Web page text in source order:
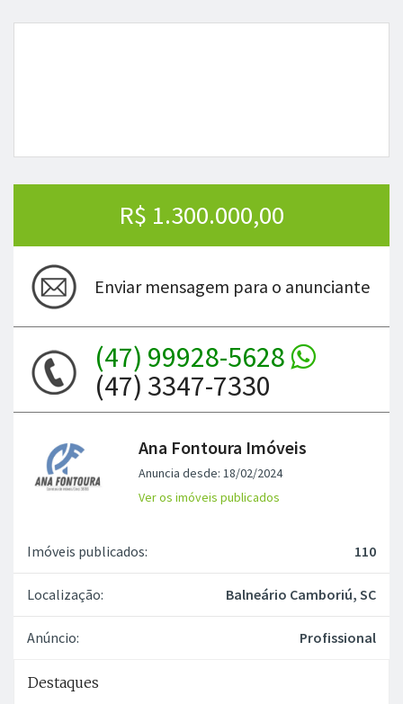
R$ 1.300.000,00
Enviar mensagem para o anunciante
(47) 99928-5628
(47) 3347-7330
Ana Fontoura Imóveis
Anuncia desde: 18/02/2024
Ver os imóveis publicados
Imóveis publicados: 110
Localização: Balneário Camboriú, SC
Anúncio: Profissional
Destaques